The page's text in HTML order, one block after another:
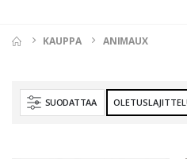
KAUPPA ANIMAUX
SUODATTAA